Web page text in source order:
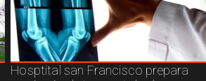
Hosptital san Francisco prepara